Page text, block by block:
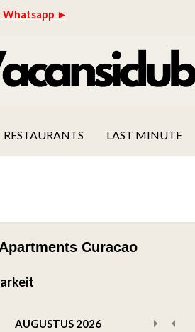
Whatsapp ►
RESTAURANTS LAST MINUTE
Curacao
AUGUSTUS 2026